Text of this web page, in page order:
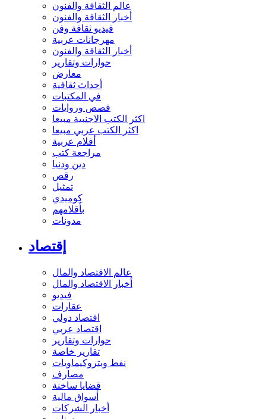
عالم الثقافة والفنون
أخبار الثقافة والفنون
فيديو ثقافة وفن
مهرجانات عربية
أخبار الثقافة والفنون
حوارات وتقارير
معارض
أحداث ثقافية
في المكتبات
قصص وروايات
اكثر الكتب الاجنبية مبيعا
اكثر الكتب عربي مبيعا
أفلام عربية
مراجعة كتب
دين ودنيا
رقص
تمثيل
كوميدي
بأقلامهم
مدونات
إقتصاد
عالم الاقتصاد والمال
أخبار الاقتصاد والمال
فيديو
عقارات
اقتصاد دولي
اقتصاد عربي
حوارات وتقارير
تقارير خاصة
نفط وبتروكيماويات
مصارف
قضايا ساخنة
أسواق مالية
أخبار الشركات